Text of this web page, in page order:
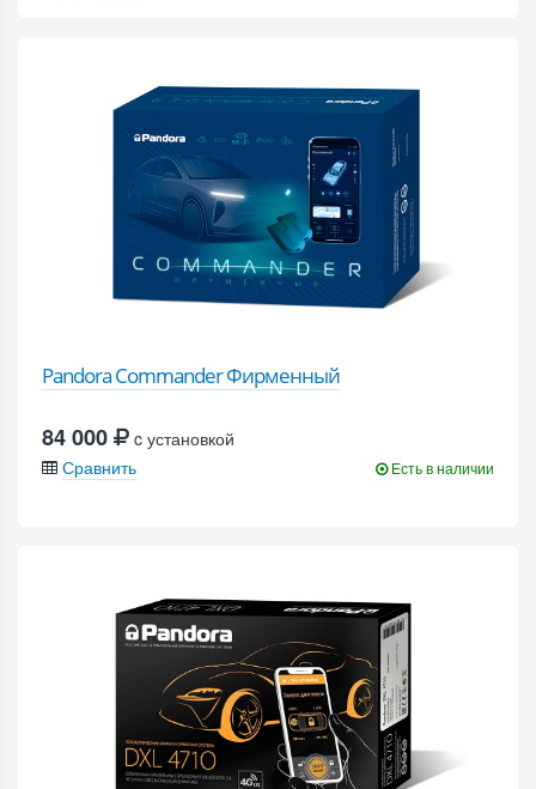
Pandora Commander Фирменный
84 000
c установкой
Сравнить
Есть в наличии